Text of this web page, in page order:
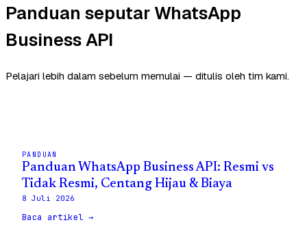
Panduan seputar WhatsApp
Business API
Pelajari lebih dalam sebelum memulai — ditulis oleh tim kami.
PANDUAN
Panduan WhatsApp Business API: Resmi vs
Tidak Resmi, Centang Hijau & Biaya
8 Juli 2026
Baca artikel →